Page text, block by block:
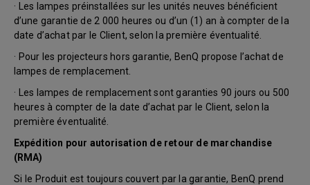
· Les lampes préinstallées sur les unités neuves bénéficient
d’une garantie de 2 000 heures ou d’un (1) an à compter de la
date d’achat par le Client, selon la première éventualité.
· Pour les projecteurs hors garantie, BenQ propose l’achat de
lampes de remplacement.
· Les lampes de remplacement sont garanties 90 jours ou 500
heures à compter de la date d’achat par le Client, selon la
première éventualité.
Expédition pour autorisation de retour de marchandise
(RMA)
Si le Produit est toujours couvert par la garantie, BenQ prend